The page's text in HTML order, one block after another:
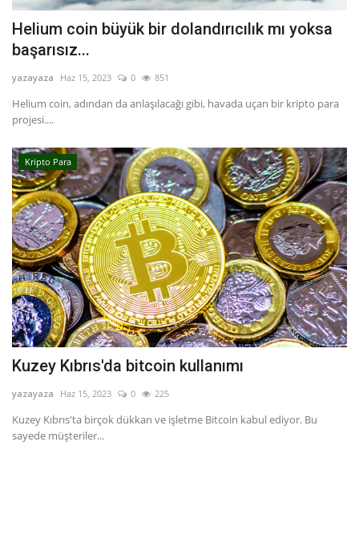
Helium coin büyük bir dolandırıcılık mı yoksa
başarısız...
yazayaza Haz 15, 2023 0 851
Helium coin, adından da anlaşılacağı gibi, havada uçan bir kripto para
projesi....
Kripto Para
Kuzey Kıbrıs'da bitcoin kullanımı
yazayaza Haz 15, 2023 0 225
Kuzey Kıbrıs'ta birçok dükkan ve işletme Bitcoin kabul ediyor. Bu
sayede müşteriler...